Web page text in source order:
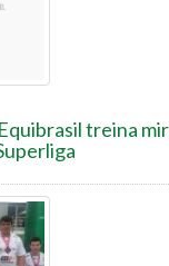
treina